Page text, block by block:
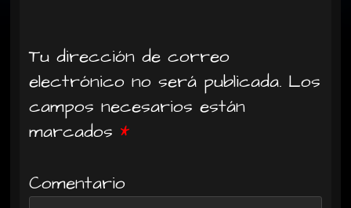
Tu dirección de correo
electrónico no será publicada. Los
campos necesarios están
marcados *
Comentario